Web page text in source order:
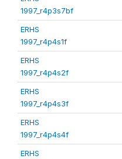
1997_r4p3s7bf
ERHS
1997_r4p4s1f
ERHS
1997_r4p4s2f
ERHS
1997_r4p4s3f
ERHS
1997_r4p4s4f
ERHS